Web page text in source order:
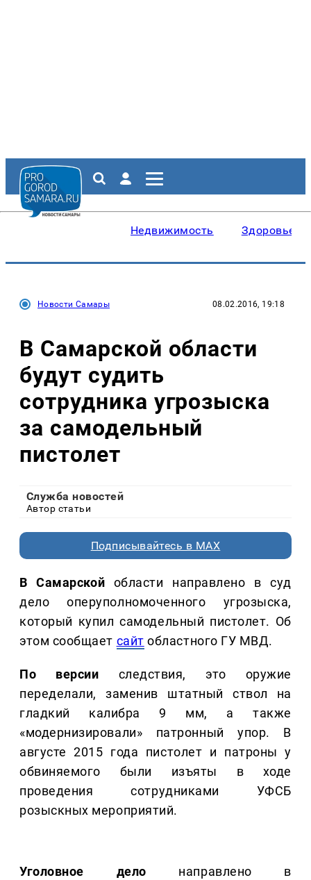
Недвижимость Здоровье
Новости Самары 08.02.2016, 19:18
В Самарской области
будут судить
сотрудника угрозыска
за самодельный
пистолет
Служба новостей
Автор статьи
Подписывайтесь в MAX
В Самарской области направлено в суд
дело оперуполномоченного угрозыска,
который купил самодельный пистолет. Об
этом сообщает сайт областного ГУ МВД.
По версии следствия, это оружие
переделали, заменив штатный ствол на
гладкий калибра 9 мм, а также
«модернизировали» патронный упор. В
августе 2015 года пистолет и патроны у
обвиняемого были изъяты в ходе
проведения сотрудниками УФСБ
розыскных мероприятий.
Уголовное дело направлено в